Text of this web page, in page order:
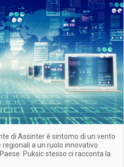
di Assinter è sintomo di un vento
a un ruolo innovativo
Puksic stesso ci racconta la